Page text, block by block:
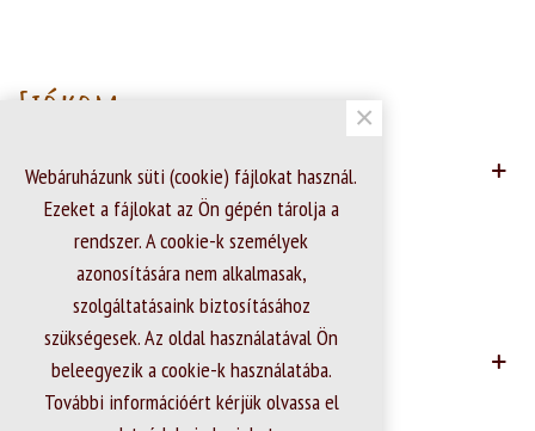
Fiókom
Kapcsolat adatok
Webáruházunk süti (cookie) fájlokat használ.
Ezeket a fájlokat az Ön gépén tárolja a
rendszer. A cookie-k személyek
azonosítására nem alkalmasak,
szolgáltatásaink biztosításához
szükségesek. Az oldal használatával Ön
beleegyezik a cookie-k használatába.
További információért kérjük olvassa el
×